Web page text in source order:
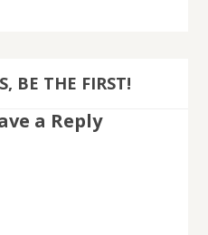
BE THE FIRST!
a Reply